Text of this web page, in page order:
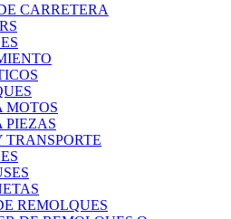
CARRETERA
MOTOS
PIEZAS
TRANSPORTE
REMOLQUES